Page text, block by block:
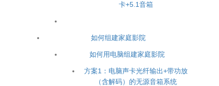
卡+5.1音箱
如何组建家庭影院
如何用电脑组建家庭影院
方案1：电脑声卡光纤输出+带功放
（含解码）的无源音箱系统